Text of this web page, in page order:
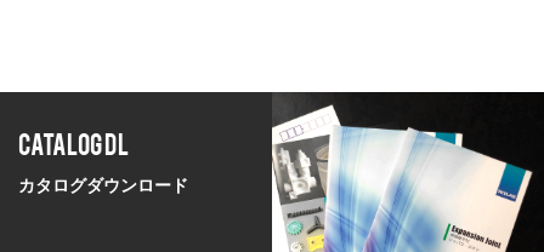
CATALOG DL
カタログダウンロード